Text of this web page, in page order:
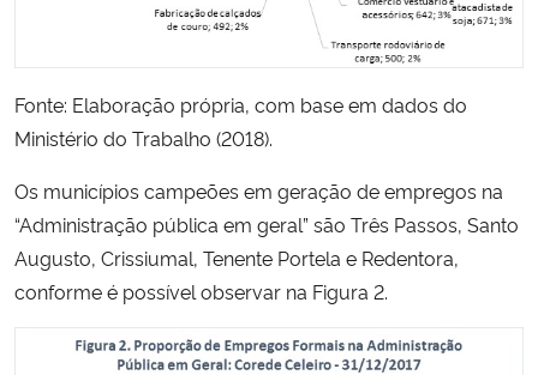
Fonte: Elaboração própria, com base em dados do
Ministério do Trabalho (2018).
Os municípios campeões em geração de empregos na
“Administração pública em geral” são Três Passos, Santo
Augusto, Crissiumal, Tenente Portela e Redentora,
conforme é possível observar na Figura 2.